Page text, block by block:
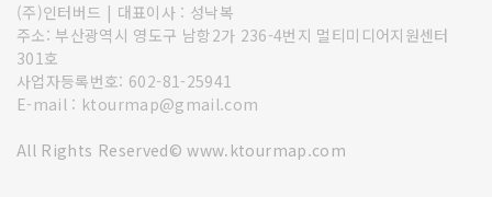
(주)인터버드 | 대표이사 : 성낙복
주소: 부산광역시 영도구 남항2가 236-4번지 멀티미디어지원센터
301호
사업자등록번호: 602-81-25941
E-mail : ktourmap@gmail.com
All Rights Reserved© www.ktourmap.com